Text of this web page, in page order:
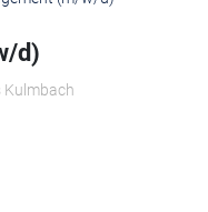
d)
Kulmbach